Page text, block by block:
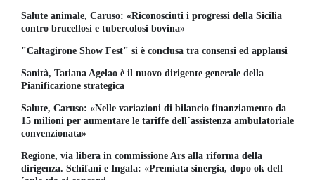
Salute animale, Caruso: «Riconosciuti i progressi della Sicilia
contro brucellosi e tubercolosi bovina»
"Caltagirone Show Fest" si è conclusa tra consensi ed applausi
Sanità, Tatiana Agelao è il nuovo dirigente generale della
Pianificazione strategica
Salute, Caruso: «Nelle variazioni di bilancio finanziamento da
15 milioni per aumentare le tariffe dell´assistenza ambulatoriale
convenzionata»
Regione, via libera in commissione Ars alla riforma della
dirigenza. Schifani e Ingala: «Premiata sinergia, dopo ok dell